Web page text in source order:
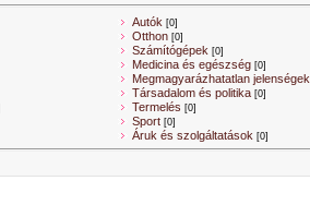
Autók [0]
Otthon [0]
Számítógépek [0]
Medicina és egészség [0]
Megmagyarázhatatlan jelenségek
Társadalom és politika [0]
Termelés [0]
Sport [0]
Áruk és szolgáltatások [0]